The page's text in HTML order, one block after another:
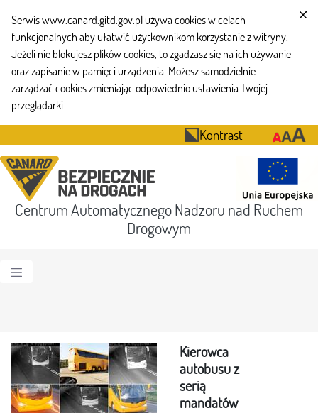
Serwis www.canard.gitd.gov.pl używa cookies w celach
funkcjonalnych aby ułatwić użytkownikom korzystanie z witryny.
Jeżeli nie blokujesz plików cookies, to zgadzasz się na ich używanie
oraz zapisanie w pamięci urządzenia. Możesz samodzielnie
zarządzać cookies zmieniając odpowiednio ustawienia Twojej
przeglądarki.
Kontrast
Centrum Automatycznego Nadzoru nad Ruchem
Drogowym
Kierowca
autobusu z
serią
mandatów